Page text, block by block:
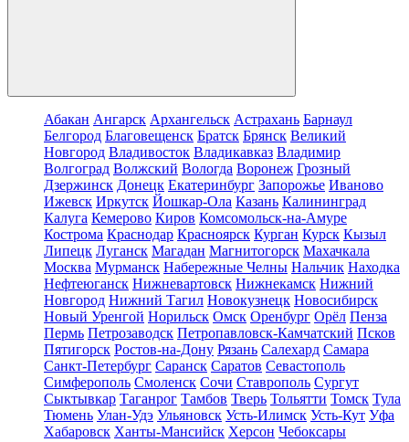
Абакан Ангарск Архангельск Астрахань Барнаул
Белгород Благовещенск Братск Брянск Великий
Новгород Владивосток Владикавказ Владимир
Волгоград Волжский Вологда Воронеж Грозный
Дзержинск Донецк Екатеринбург Запорожье Иваново
Ижевск Иркутск Йошкар-Ола Казань Калининград
Калуга Кемерово Киров Комсомольск-на-Амуре
Кострома Краснодар Красноярск Курган Курск Кызыл
Липецк Луганск Магадан Магнитогорск Махачкала
Москва Мурманск Набережные Челны Нальчик Находка
Нефтеюганск Нижневартовск Нижнекамск Нижний
Новгород Нижний Тагил Новокузнецк Новосибирск
Новый Уренгой Норильск Омск Оренбург Орёл Пенза
Пермь Петрозаводск Петропавловск-Камчатский Псков
Пятигорск Ростов-на-Дону Рязань Салехард Самара
Санкт-Петербург Саранск Саратов Севастополь
Симферополь Смоленск Сочи Ставрополь Сургут
Сыктывкар Таганрог Тамбов Тверь Тольятти Томск Тула
Тюмень Улан-Удэ Ульяновск Усть-Илимск Усть-Кут Уфа
Хабаровск Ханты-Мансийск Херсон Чебоксары